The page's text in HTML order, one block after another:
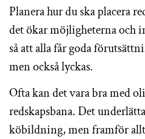
Planera hur du ska placera
det ökar möjligheterna och
så att alla får goda
men också lyckas.
Ofta kan det vara bra med
redskapsbana. Det
köbildning, men framför